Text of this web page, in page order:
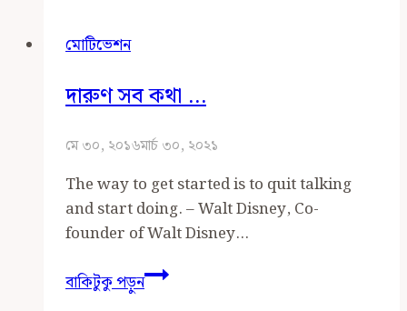
মোটিভেশন
দারুণ সব কথা …
মে ৩০, ২০১৬মার্চ ৩০, ২০২১
The way to get started is to quit talking
and start doing. – Walt Disney, Co-
founder of Walt Disney…
বাকিটুকু পড়ুনদারুণ
সব